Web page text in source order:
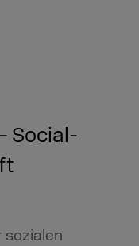
Social-
sozialen